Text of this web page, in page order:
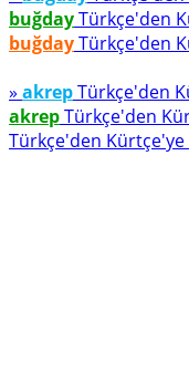
buğdayTürkçe'den
buğdayTürkçe'den
» akrepTürkçe'den
akrepTürkçe'den
Türkçe'den Kürtçe'ye